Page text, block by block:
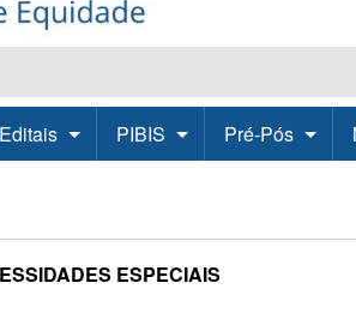
Editais PIBIS Pré-Pós
ESPECIAIS